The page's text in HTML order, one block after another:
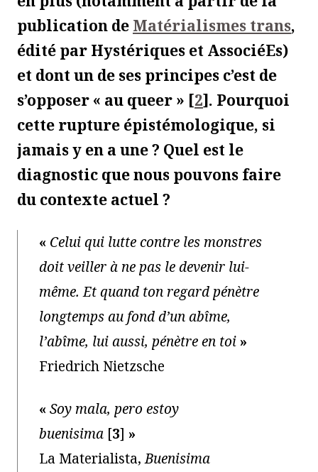
publication de Matérialismes trans,
édité par Hystériques et AssociéEs)
et dont un de ses principes c’est de
s’opposer « au queer » [2]. Pourquoi
cette rupture épistémologique, si
jamais y en a une ? Quel est le
diagnostic que nous pouvons faire
du contexte actuel ?
« Celui qui lutte contre les monstres
doit veiller à ne pas le devenir lui-
même. Et quand ton regard pénètre
longtemps au fond d’un abîme,
l’abîme, lui aussi, pénètre en toi »
Friedrich Nietzsche
« Soy mala, pero estoy
buenisima [3] »
La Materialista,Buenisima